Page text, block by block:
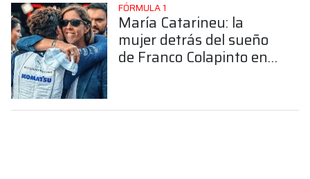
FÓRMULA 1
María Catarineu: la
mujer detrás del sueño
de Franco Colapinto en